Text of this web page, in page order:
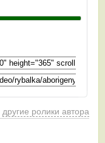
другие ролики автора